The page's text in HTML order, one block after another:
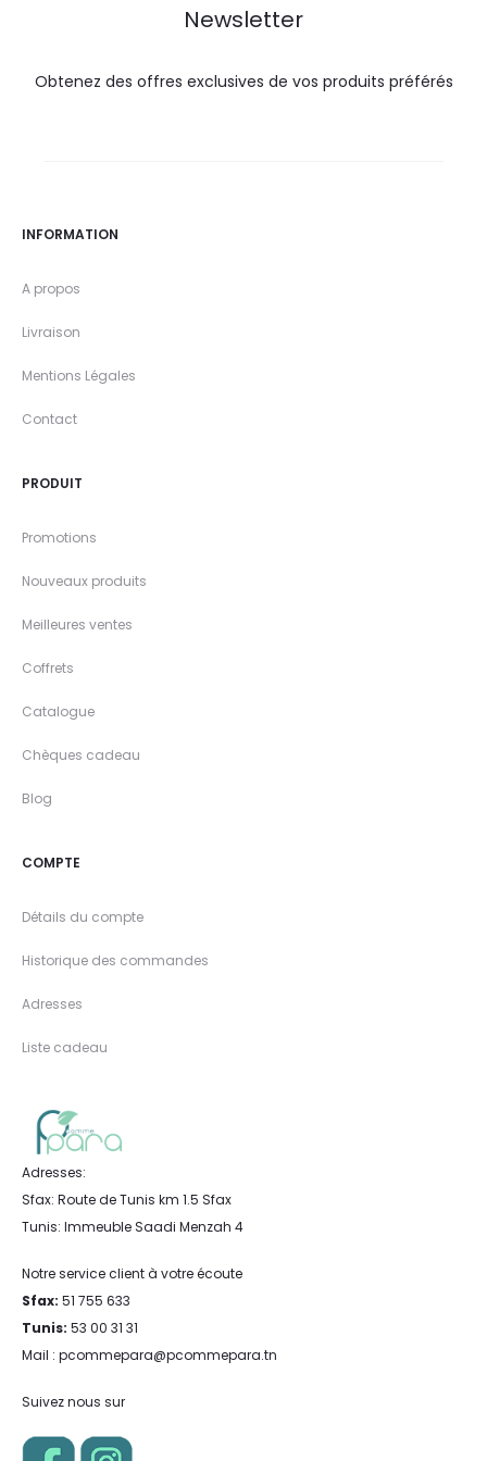
Newsletter
Obtenez des offres exclusives de vos produits préférés
INFORMATION
A propos
Livraison
Mentions Légales
Contact
PRODUIT
Promotions
Nouveaux produits
Meilleures ventes
Coffrets
Catalogue
Chèques cadeau
Blog
COMPTE
Détails du compte
Historique des commandes
Adresses
Liste cadeau
Adresses:
Sfax: Route de Tunis km 1.5 Sfax
Tunis: Immeuble Saadi Menzah 4
Notre service client à votre écoute
Sfax: 51 755 633
Tunis: 53 00 31 31
Mail : pcommepara@pcommepara.tn
Suivez nous sur